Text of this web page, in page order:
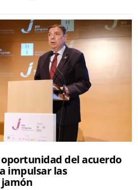
del acuerdo
impulsar las